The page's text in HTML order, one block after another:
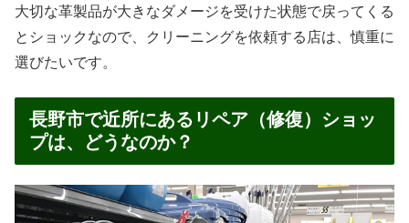
大切な革製品が大きなダメージを受けた状態で戻ってくる
とショックなので、クリーニングを依頼する店は、慎重に
選びたいです。
長野市で近所にあるリペア（修復）ショッ
プは、どうなのか？